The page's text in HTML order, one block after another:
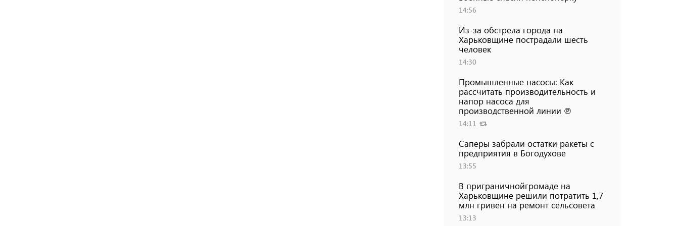
14:56
Из-за обстрела города на
Харьковщине пострадали шесть
человек
14:30
Промышленные насосы: Как
рассчитать производительность и
напор насоса для
производственной линии ℗
14:11
Саперы забрали остатки ракеты с
предприятия в Богодухове
13:55
В приграничнойгромаде на
Харьковщине решили потратить 1,7
млн ​​гривен на ремонт сельсовета
13:13